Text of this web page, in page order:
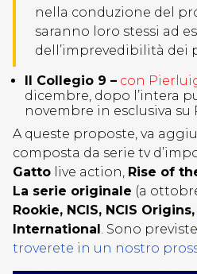
nella conduzione del
saranno loro stessi ad
dell’imprevedibilità dei
Il Collegio 9 – con
dicembre, dopo l’intera
novembre in esclusiva su
A queste proposte, va
composta da serie tv
Gatto live action, Rise of
La serie originale (a
Rookie, NCIS, NCIS Origins,
International. Sono previste
troverete in un nostro